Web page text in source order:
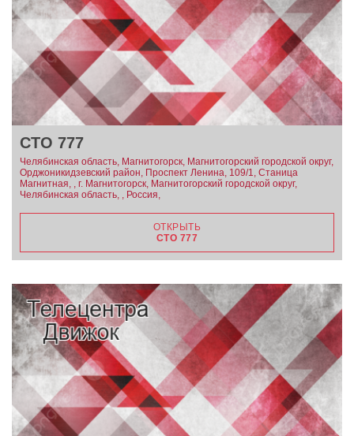
СТО 777
Челябинская область, Магнитогорск, Магнитогорский городской округ,
Орджоникидзевский район, Проспект Ленина, 109/1, Станица
Магнитная, , г. Магнитогорск, Магнитогорский городской округ,
Челябинская область, , Россия,
ОТКРЫТЬ
СТО 777